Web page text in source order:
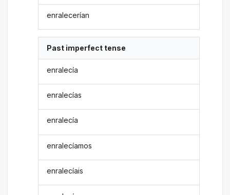
enralecerían
Past imperfect tense
enralecía
enralecías
enralecía
enralecíamos
enralecíais